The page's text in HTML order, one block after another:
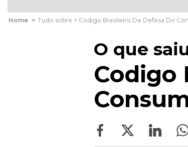
Home > Tudo sobre > Codigo Brasileiro De Defesa Do
O que
Codigo